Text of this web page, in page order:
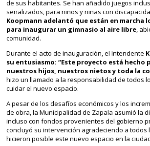
de sus habitantes. Se han añadido juegos
señalizados, para niños y niñas con
Koopmann adelantó que están en marcha
para inaugurar un gimnasio al aire libre,
comunidad.
Durante el acto de inauguración, el Intendente
su entusiasmo: “Este proyecto está hecho
nuestros hijos, nuestros nietos y toda la
hizo un llamado a la responsabilidad de todos
cuidar el nuevo espacio.
A pesar de los desafíos económicos y los
de obra, la Municipalidad de Zapala asumió la
incluso con fondos provenientes del gobierno
concluyó su intervención agradeciendo a todos
hicieron posible este nuevo espacio en la